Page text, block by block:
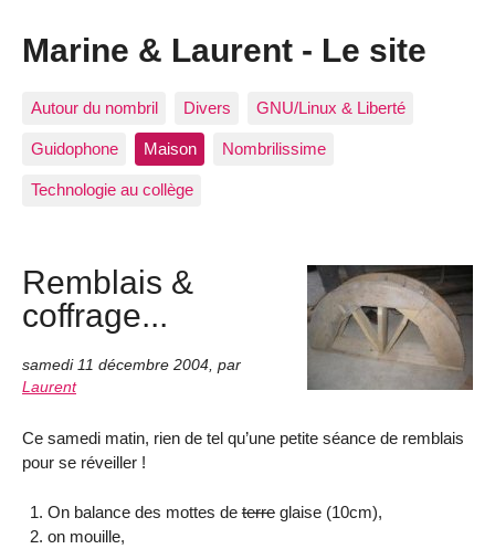
Marine & Laurent - Le site
Autour du nombril Divers GNU/Linux & Liberté
Guidophone Maison Nombrilissime
Technologie au collège
Remblais &
coffrage...
samedi 11 décembre 2004 par
Laurent
Ce samedi matin, rien de tel qu’une petite séance de remblais
pour se réveiller !
On balance des mottes deterreglaise (10cm),
on mouille,